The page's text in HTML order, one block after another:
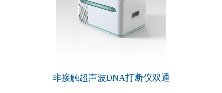
非接触超声波DNA打断仪双通